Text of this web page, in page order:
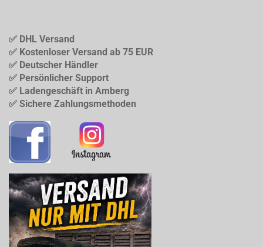
✅ DHL Versand
✅ Kostenloser Versand ab 75 EUR
✅ Deutscher Händler
✅ Persönlicher Support
✅ Ladengeschäft in Amberg
✅ Sichere Zahlungsmethoden